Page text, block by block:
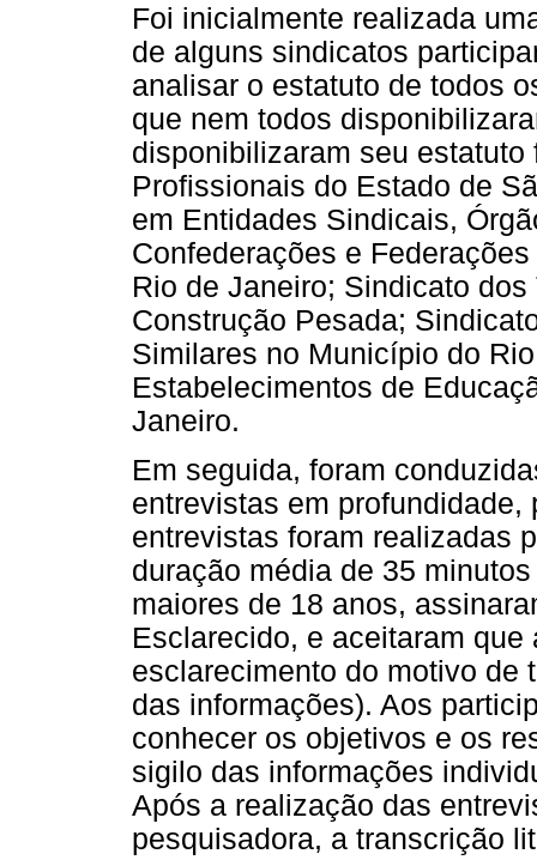
Foi inicialmente realizada
de alguns sindicatos
analisar o estatuto de todos
que nem todos
disponibilizaram seu
Profissionais do Estado de
em Entidades Sindicais,
Confederações e
Rio de Janeiro; Sindicato
Construção Pesada;
Similares no Município do
Estabelecimentos de
Janeiro.
Em seguida, foram
entrevistas em
entrevistas foram realizadas
duração média de 35
maiores de 18 anos,
Esclarecido, e aceitaram
esclarecimento do motivo de
das informações). Aos
conhecer os objetivos e os
sigilo das informações
Após a realização das
pesquisadora, a transcrição